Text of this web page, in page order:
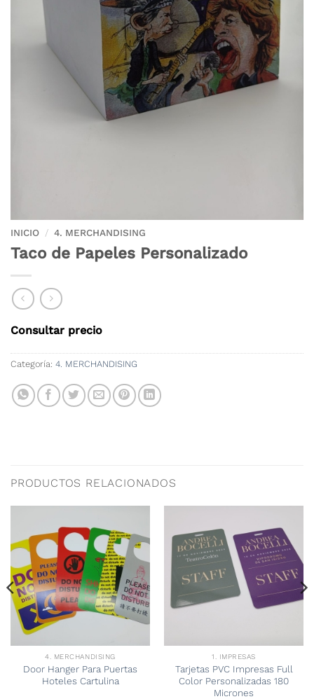
INICIO / 4. MERCHANDISING
Taco de Papeles Personalizado
Consultar precio
Categoría: 4. MERCHANDISING
PRODUCTOS RELACIONADOS
4. MERCHANDISING
Door Hanger Para Puertas
Hoteles Cartulina
1. IMPRESAS
Tarjetas PVC Impresas Full
Color Personalizadas 180
Micrones